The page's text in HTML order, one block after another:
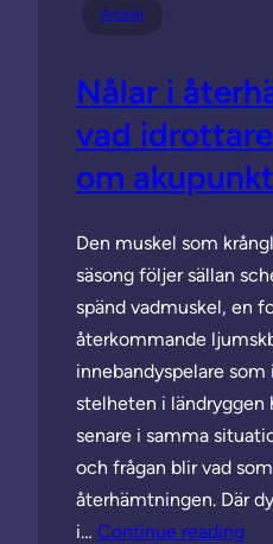
Artikel
Nålar i
vad
om
Den muskel som
säsong följer sällan
spänd vadmuskel, en
återkommande
innebandyspelare
stelheten i ländryggen
senare i samma
och frågan blir vad
återhämtningen. Där
i… Continue reading